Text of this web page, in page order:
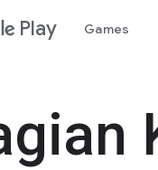
Play Games